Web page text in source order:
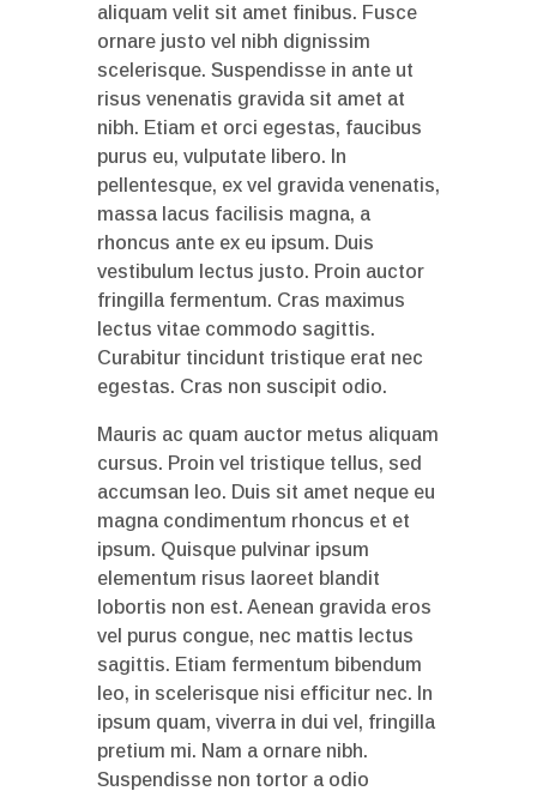
aliquam velit sit amet finibus. Fusce
ornare justo vel nibh dignissim
scelerisque. Suspendisse in ante ut
risus venenatis gravida sit amet at
nibh. Etiam et orci egestas, faucibus
purus eu, vulputate libero. In
pellentesque, ex vel gravida venenatis,
massa lacus facilisis magna, a
rhoncus ante ex eu ipsum. Duis
vestibulum lectus justo. Proin auctor
fringilla fermentum. Cras maximus
lectus vitae commodo sagittis.
Curabitur tincidunt tristique erat nec
egestas. Cras non suscipit odio.
Mauris ac quam auctor metus aliquam
cursus. Proin vel tristique tellus, sed
accumsan leo. Duis sit amet neque eu
magna condimentum rhoncus et et
ipsum. Quisque pulvinar ipsum
elementum risus laoreet blandit
lobortis non est. Aenean gravida eros
vel purus congue, nec mattis lectus
sagittis. Etiam fermentum bibendum
leo, in scelerisque nisi efficitur nec. In
ipsum quam, viverra in dui vel, fringilla
pretium mi. Nam a ornare nibh.
Suspendisse non tortor a odio